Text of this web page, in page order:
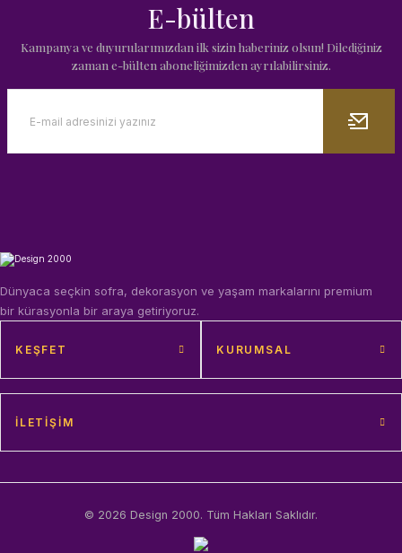
E-bülten
Kampanya ve duyurularımızdan ilk sizin haberiniz olsun! Dilediğiniz
zaman e-bülten aboneliğimizden ayrılabilirsiniz.
Dünyaca seçkin sofra, dekorasyon ve yaşam markalarını premium
bir kürasyonla bir araya getiriyoruz.
KEŞFET KURUMSAL
İLETIŞIM
© 2026 Design 2000. Tüm Hakları Saklıdır.